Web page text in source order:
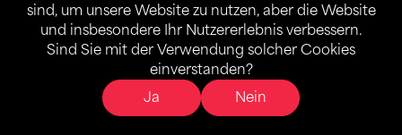
sind, um unsere Website zu nutzen, aber die Website
und insbesondere Ihr Nutzererlebnis verbessern.
Sind Sie mit der Verwendung solcher Cookies
einverstanden?
Ja
Nein